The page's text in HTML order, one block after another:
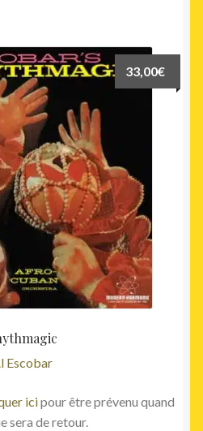
Escobar
33,00€
icipour être prévenu quand
sera de retour.